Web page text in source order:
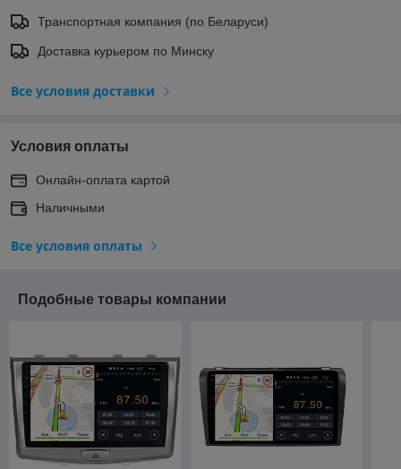
Транспортная компания (по Беларуси)
Доставка курьером по Минску
Все условия доставки
Условия оплаты
Онлайн-оплата картой
Наличными
Все условия оплаты
Подобные товары компании